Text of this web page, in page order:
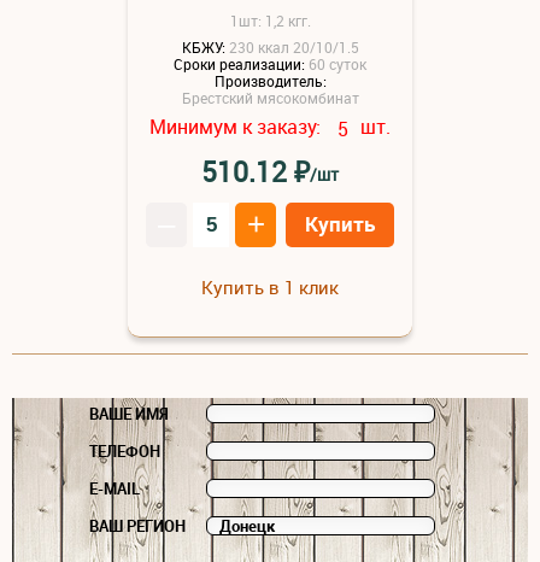
1шт: 1,2 кгг.
КБЖУ: 230 ккал 20/10/1.5
Сроки реализации: 60 суток
Производитель:
Брестский мясокомбинат
Минимум к заказу: 5 шт.
510.12₽/шт
+ Купить
Купить в 1 клик
ВАШЕ ИМЯ
ТЕЛЕФОН
E-MAIL
ВАШ РЕГИОН